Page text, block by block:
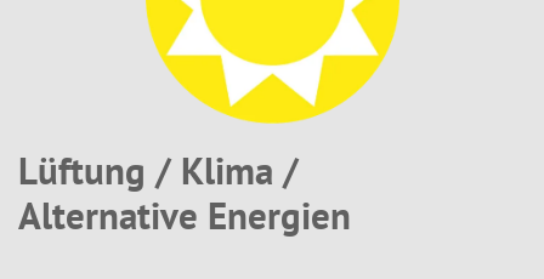
Lüftung / Klima /
Alternative Energien